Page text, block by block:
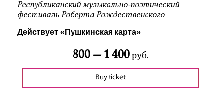
Республиканский музыкально-поэтический
фестиваль Роберта Рождественского
Действует «Пушкинская карта»
800 —1 400руб.
Buy ticket